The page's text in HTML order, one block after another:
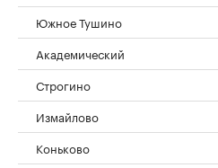
Южное Тушино
Академический
Строгино
Измайлово
Коньково